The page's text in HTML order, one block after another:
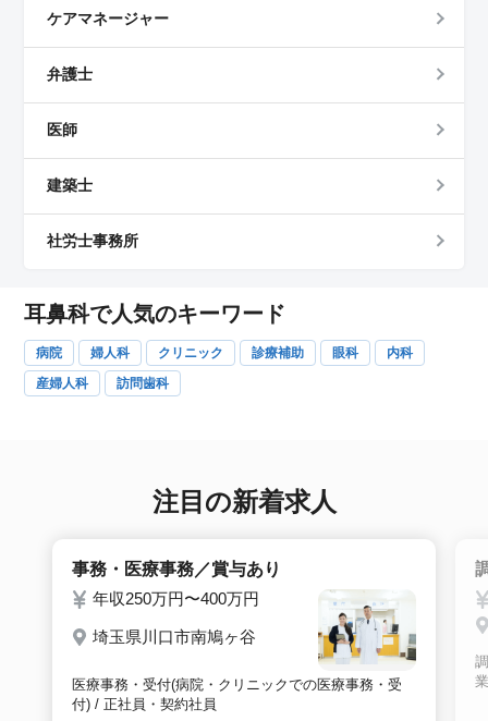
ケアマネージャー
弁護士
医師
建築士
社労士事務所
耳鼻科で人気のキーワード
病院 婦人科 クリニック 診療補助 眼科
内科
産婦人科
訪問歯科
注目の新着求人
事務・医療事務／賞与あり
年収250万円〜400万円
埼玉県川口市南鳩ヶ谷
医療事務・受付(病院・クリニックでの医療事務・受
付) / 正社員・契約社員